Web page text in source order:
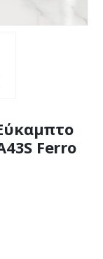
Ferro